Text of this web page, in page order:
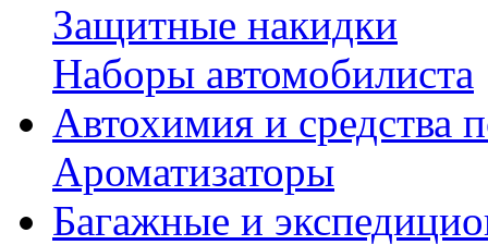
Защитные накидки
Наборы автомобилиста
Автохимия и средства
Ароматизаторы
Багажные и